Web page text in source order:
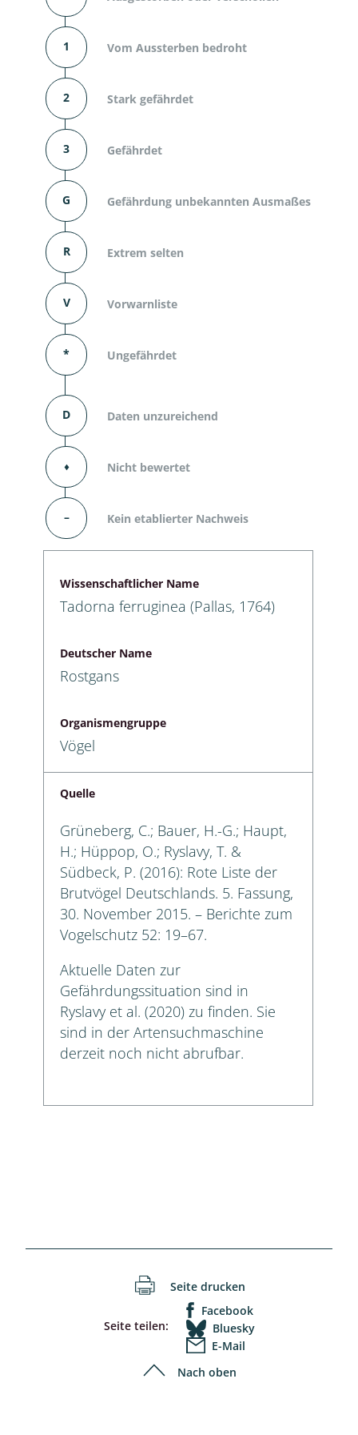
1 Vom Aussterben bedroht
2 Stark gefährdet
3 Gefährdet
G Gefährdung unbekannten Ausmaßes
R Extrem selten
V Vorwarnliste
* Ungefährdet
D Daten unzureichend
⬧ Nicht bewertet
– Kein etablierter Nachweis
Wissenschaftlicher Name
Tadorna ferruginea (Pallas, 1764)
Deutscher Name
Rostgans
Organismengruppe
Vögel
Quelle
Grüneberg, C.; Bauer, H.-G.; Haupt,
H.; Hüppop, O.; Ryslavy, T. &
Südbeck, P. (2016): Rote Liste der
Brutvögel Deutschlands. 5. Fassung,
30. November 2015. – Berichte zum
Vogelschutz 52: 19–67.
Aktuelle Daten zur
Gefährdungssituation sind in
Ryslavy et al. (2020) zu finden. Sie
sind in der Artensuchmaschine
derzeit noch nicht abrufbar.
Seite drucken
Seite teilen:
Facebook
Bluesky
E-Mail
Nach oben